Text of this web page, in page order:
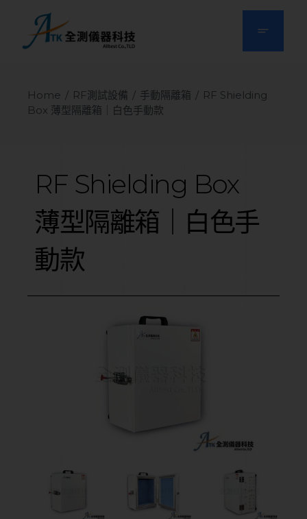
Home RF測試設備 手動隔離箱
RF Shielding
Box 薄型隔離箱｜白色手動款
RF Shielding Box
薄型隔離箱｜白色手
動款